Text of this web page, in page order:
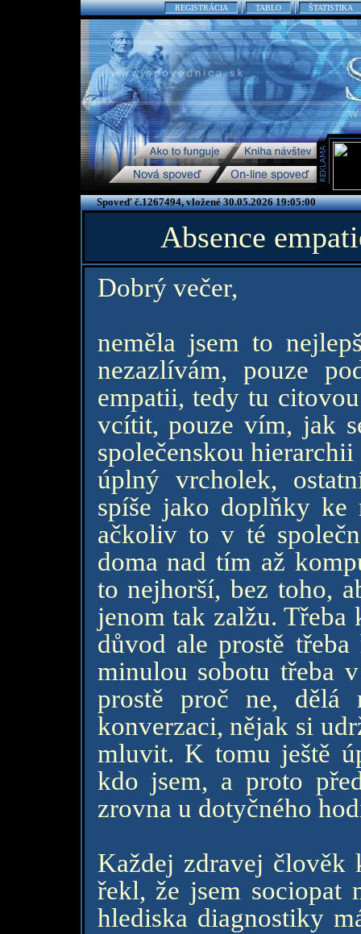
REGISTRÁCIA TABLO ŠTATISTIKA
Spoveď č.1267494, vložené 30.05.2026 19:05:00
Absence
Dobrý večer,
neměla jsem to
nezazlívám, pouze
empatii, tedy tu
vcítit, pouze vím, jak
společenskou
úplný vrcholek,
spíše jako doplňky ke
ačkoliv to v té
doma nad tím až
to nejhorší, bez toho,
jenom tak zalžu. Třeba
důvod ale prostě
minulou sobotu třeba
prostě proč ne, dělá
konverzaci, nějak si
mluvit. K tomu ještě
kdo jsem, a proto
zrovna u dotyčného
Každej zdravej
řekl, že jsem sociopat
hlediska diagnostiky